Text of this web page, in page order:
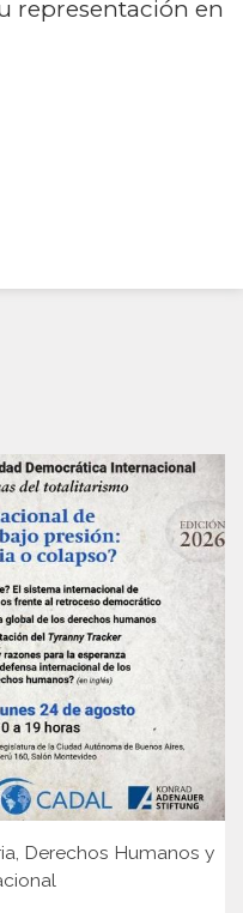
representación en
Derechos Humanos y